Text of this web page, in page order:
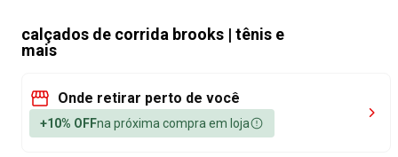
calçados de corrida brooks | tênis e
mais
Onde retirar perto de você
+10% OFFna próxima compra em loja